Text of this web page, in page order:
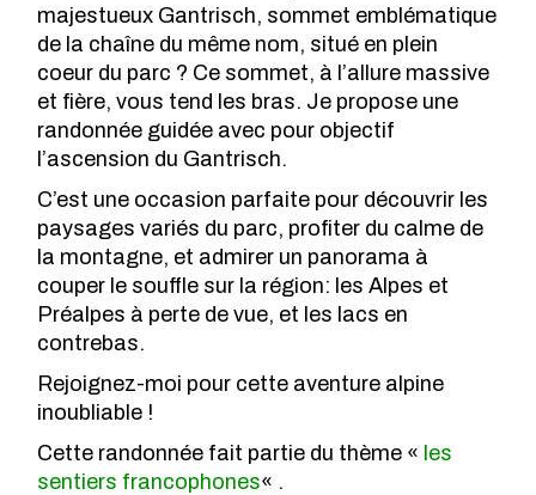
majestueux Gantrisch, sommet emblématique
de la chaîne du même nom, situé en plein
coeur du parc ? Ce sommet, à l’allure massive
et fière, vous tend les bras. Je propose une
randonnée guidée avec pour objectif
l’ascension du Gantrisch.
C’est une occasion parfaite pour découvrir les
paysages variés du parc, profiter du calme de
la montagne, et admirer un panorama à
couper le souffle sur la région: les Alpes et
Préalpes à perte de vue, et les lacs en
contrebas.
Rejoignez-moi pour cette aventure alpine
inoubliable !
Cette randonnée fait partie du thème « les
sentiers francophones« .